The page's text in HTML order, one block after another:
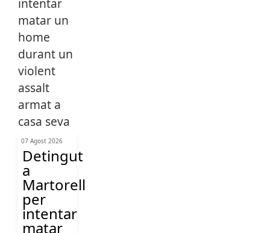
07 Agost 2026
Detingut
a
Martorell
per
intentar
matar